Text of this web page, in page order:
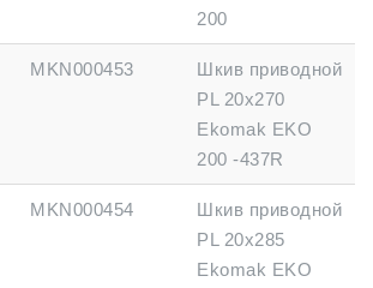
200
MKN000453
Шкив приводной
PL 20x270
Ekomak EKO
200 -437R
MKN000454
Шкив приводной
PL 20x285
Ekomak EKO